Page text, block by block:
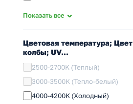
G24d (-1; -2; -3)
G24q (-1; -2; -3)
GX24d (-1; -2; -3)
GX24q (-1; -2; -3; -4)
Показать все
Цветовая температура; Цвет
колбы; UV...
2500-2700K (Теплый)
3000-3500K (Тепло-белый)
4000-4200K (Холодный)